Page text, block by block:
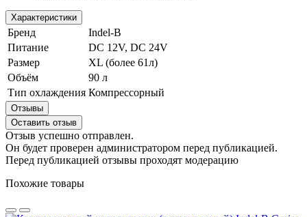
Характеристики
Бренд
Indel-B
Питание
DC 12V, DC 24V
Размер
XL (более 61л)
Объём
90 л
Тип охлаждения Компрессорный
Отзывы
Оставить отзыв
Отзыв успешно отправлен.
Он будет проверен администратором перед публикацией.
Перед публикацией отзывы проходят модерацию
Похожие товары